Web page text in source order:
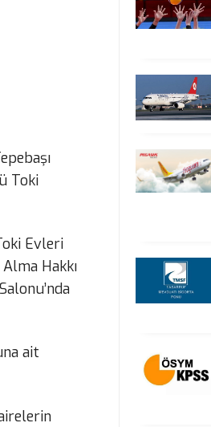
Toki
Evleri
Hakkı
ait